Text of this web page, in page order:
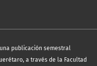
publicación semestral
a través de la Facultad